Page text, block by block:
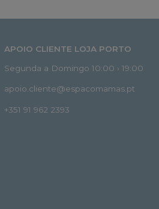
APOIO CLIENTE LOJA PORTO
Segunda a Domingo 10:00 › 19:00
apoio.cliente@espacomamas.pt
+351 91 962 2393